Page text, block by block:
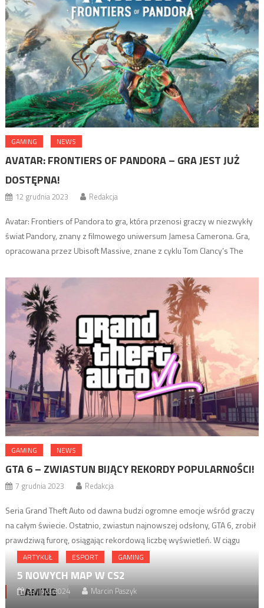
GAMING NEWS
AVATAR: FRONTIERS OF PANDORA – GRA JEST JUŻ
DOSTĘPNA!
12 grudnia 2023 Redakcja
Avatar: Frontiers of Pandora to gra, która przenosi graczy w niezwykły
świat Pandory, znany z filmowego uniwersum Jamesa Camerona. Gra,
opracowana przez Ubisoft Massive, znane z cyklu Tom Clancy’s The
Pandora. Gracze wcielają się w postać z rasy Na’vi, która po latach
niewoli wraca, by […]
GAMING NEWS
GTA 6 – ZWIASTUN BIJĄCY REKORDY POPULARNOŚCI!
7 grudnia 2023 Redakcja
Seria Grand Theft Auto od dawna budzi ogromne emocje wśród graczy
na całym świecie. Ostatnio, zwiastun najnowszej odsłony, GTA 6, zrobił
prawdziwą furorę, osiągając rekordową liczbę wyświetleń. W ciągu
zaledwie 31 godzin od publikacji, trailer gry zgromadził ponad 100
milionów wyświetleń na YouTube, co jest niewątpliwym dowodem na
ogromne zainteresowanie tytułem. Głębokie odniesienia i oczekiwania
[…] GAMING
ARTYKUŁ ESPORT GAMING
5 NOWYCH MAP W CS2
23 lipca 2024 Marcin Paszyk